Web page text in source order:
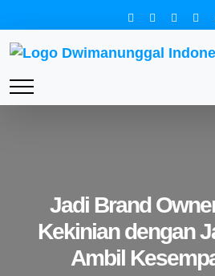
Jadi Brand
Kekinian dengan
Ambil